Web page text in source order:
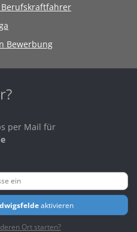
Bewerbung
per Mail für
aktivieren
Ort starten?